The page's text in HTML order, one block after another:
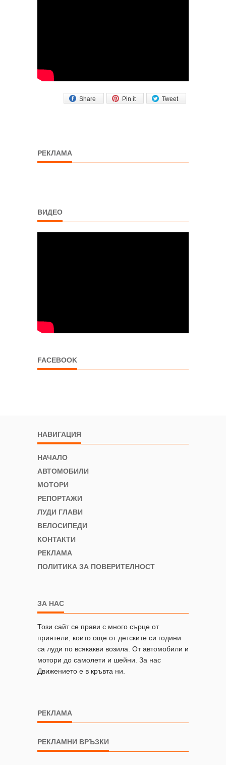
Tweet
Pin it
Share
РЕКЛАМА
ВИДЕО
FACEBOOK
НАВИГАЦИЯ
НАЧАЛО
АВТОМОБИЛИ
МОТОРИ
РЕПОРТАЖИ
ЛУДИ ГЛАВИ
ВЕЛОСИПЕДИ
КОНТАКТИ
РЕКЛАМА
ПОЛИТИКА ЗА ПОВЕРИТЕЛНОСТ
ЗА НАС
Този сайт се прави с много сърце от
приятели, които още от детските си години
са луди по всякакви возила. От автомобили и
мотори до самолети и шейни. За нас
Движението е в кръвта ни.
РЕКЛАМА
РЕКЛАМНИ ВРЪЗКИ